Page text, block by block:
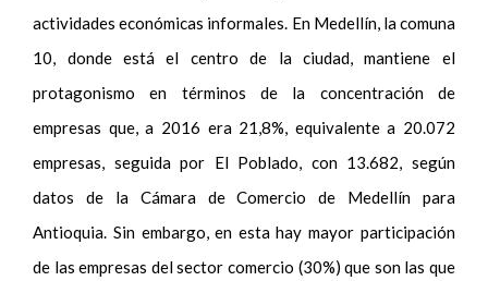
actividades económicas informales. En Medellín, la comuna
10, donde está el centro de la ciudad, mantiene el
protagonismo en términos de la concentración de
empresas que, a 2016 era 21,8%, equivalente a 20.072
empresas, seguida por El Poblado, con 13.682, según
datos de la Cámara de Comercio de Medellín para
Antioquia. Sin embargo, en esta hay mayor participación
de las empresas del sector comercio (30%) que son las que